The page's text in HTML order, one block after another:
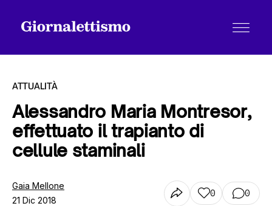
Tutti gli articoli
Chi siamo
ATTUALITÀ
Alessandro Maria Montresor,
effettuato il trapianto di
cellule staminali
Gaia Mellone
21 Dic 2018
0 0